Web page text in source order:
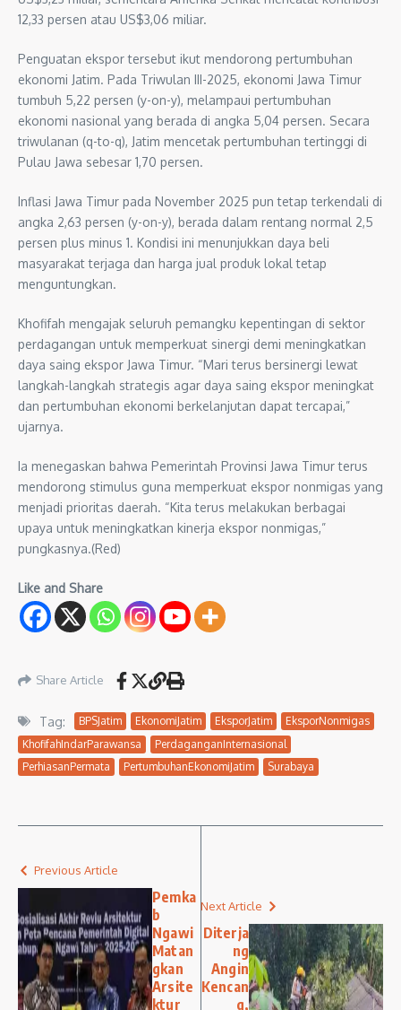
12,33 persen atau US$3,06 miliar.
Penguatan ekspor tersebut ikut mendorong pertumbuhan
ekonomi Jatim. Pada Triwulan III-2025, ekonomi Jawa Timur
tumbuh 5,22 persen (y-on-y), melampaui pertumbuhan
ekonomi nasional yang berada di angka 5,04 persen. Secara
triwulanan (q-to-q), Jatim mencetak pertumbuhan tertinggi di
Pulau Jawa sebesar 1,70 persen.
Inflasi Jawa Timur pada November 2025 pun tetap terkendali di
angka 2,63 persen (y-on-y), berada dalam rentang normal 2,5
persen plus minus 1. Kondisi ini menunjukkan daya beli
masyarakat terjaga dan harga jual produk lokal tetap
menguntungkan.
Khofifah mengajak seluruh pemangku kepentingan di sektor
perdagangan untuk memperkuat sinergi demi meningkatkan
daya saing ekspor Jawa Timur. “Mari terus bersinergi lewat
langkah-langkah strategis agar daya saing ekspor meningkat
dan pertumbuhan ekonomi berkelanjutan dapat tercapai,”
ujarnya.
Ia menegaskan bahwa Pemerintah Provinsi Jawa Timur terus
mendorong stimulus guna memperkuat ekspor nonmigas yang
menjadi prioritas daerah. “Kita terus melakukan berbagai
upaya untuk meningkatkan kinerja ekspor nonmigas,”
pungkasnya.(Red)
Like and Share
Share Article
Tag: BPSJatim EkonomiJatim EksporJatim
EksporNonmigas
KhofifahIndarParawansa
PerdaganganInternasional
PerhiasanPermata
PertumbuhanEkonomiJatim Surabaya
Previous Article
Pemka
b
Ngawi
Matan
gkan
Arsite
ktur
Next Article
Diterja
ng
Angin
Kencan
g,